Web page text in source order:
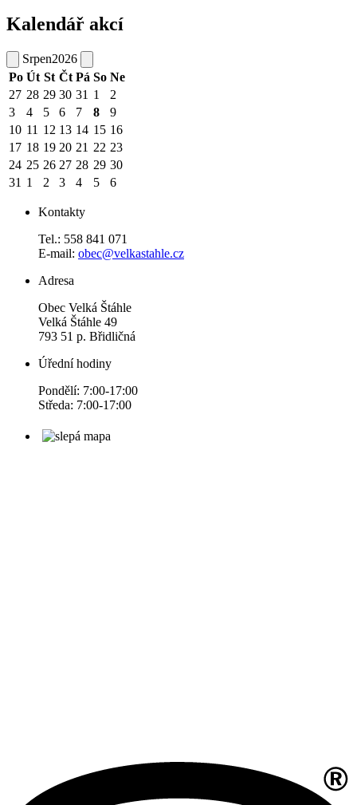
Kalendář akcí
Srpen2026
Po Út St Čt Pá So Ne
27 28 29 30 31 1
2
3
4 5 6 7 8
9
10 11 12 13 14 15 16
17 18 19 20 21 22 23
24 25 26 27 28 29 30
31 1 2 3 4 5 6
Kontakty
Tel.: 558 841 071
E-mail: obec@velkastahle.cz
Adresa
Obec Velká Štáhle
Velká Štáhle 49
793 51 p. Břidličná
Úřední hodiny
Pondělí: 7:00-17:00
Středa: 7:00-17:00